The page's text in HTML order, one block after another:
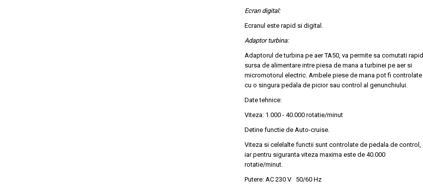
Ecran digital:
Ecranul este rapid si digital.
Adaptor turbina:
Adaptorul de turbina pe aer TA50, va permite sa comutati rapid
sursa de alimentare intre piesa de mana a turbinei pe aer si
micromotorul electric. Ambele piese de mana pot fi controlate
cu o singura pedala de picior sau control al genunchiului.
Date tehnice:
Viteza: 1.000 - 40.000 rotatie/minut
Detine functie de Auto-cruise.
Viteza si celelalte functii sunt controlate de pedala de control,
iar pentru siguranta viteza maxima este de 40.000
rotatie/minut.
Putere: AC 230 V 50/60 Hz